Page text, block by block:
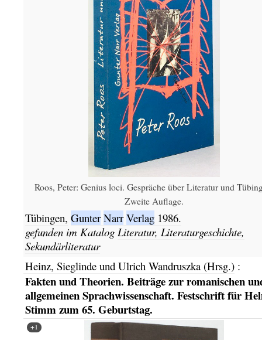
Roos, Peter: Genius loci. Gespräche über Literatur und
Zweite Auflage.
Tübingen, Gunter Narr Verlag 1986.
gefunden im Katalog Literatur, Literaturgeschichte,
Sekundärliteratur
Heinz, Sieglinde und Ulrich Wandruszka (Hrsg.):
Fakten und Theorien. Beiträge zur romanischen
allgemeinen Sprachwissenschaft. Festschrift für
Stimm zum 65. Geburtstag.
+1